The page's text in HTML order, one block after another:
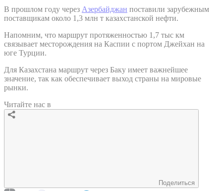
В прошлом году через Азербайджан поставили зарубежным
поставщикам около 1,3 млн т казахстанской нефти.
Напомним, что маршрут протяженностью 1,7 тыс км
связывает месторождения на Каспии с портом Джейхан на
юге Турции.
Для Казахстана маршрут через Баку имеет важнейшее
значение, так как обеспечивает выход страны на мировые
рынки.
Читайте нас в
Поделиться